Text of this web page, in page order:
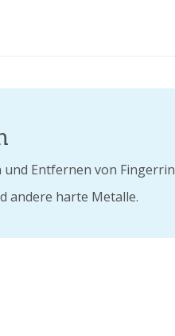
Entfernen von
andere harte Metalle.